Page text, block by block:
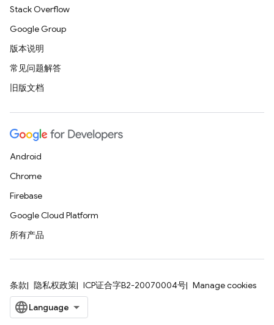
Stack Overflow
Google Group
版本说明
常见问题解答
旧版文档
Android
Chrome
Firebase
Google Cloud Platform
所有产品
条款 隐私权政策 ICP证合字B2-20070004号 Manage cookies